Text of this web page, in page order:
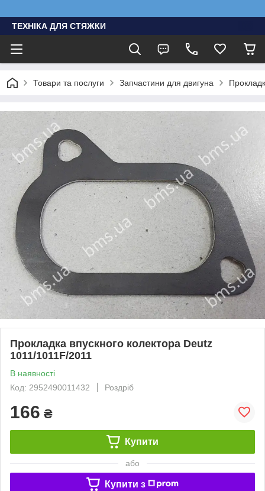
ТЕХНІКА ДЛЯ СТЯЖКИ
Товари та послуги Запчастини для двигуна
Прокладка впускного колектора Deutz
1011/1011F/2011
В наявності
Код: 2952490011432
Роздріб
166 ₴
Купити
або
Купити з